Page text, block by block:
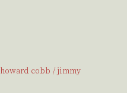
howard cobb
jimmy